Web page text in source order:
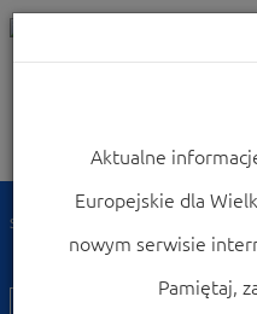
Strona główna
Nabory 2021-2027
Aktualne
Europejskie dla
nowym serwisie
Pamiętaj,